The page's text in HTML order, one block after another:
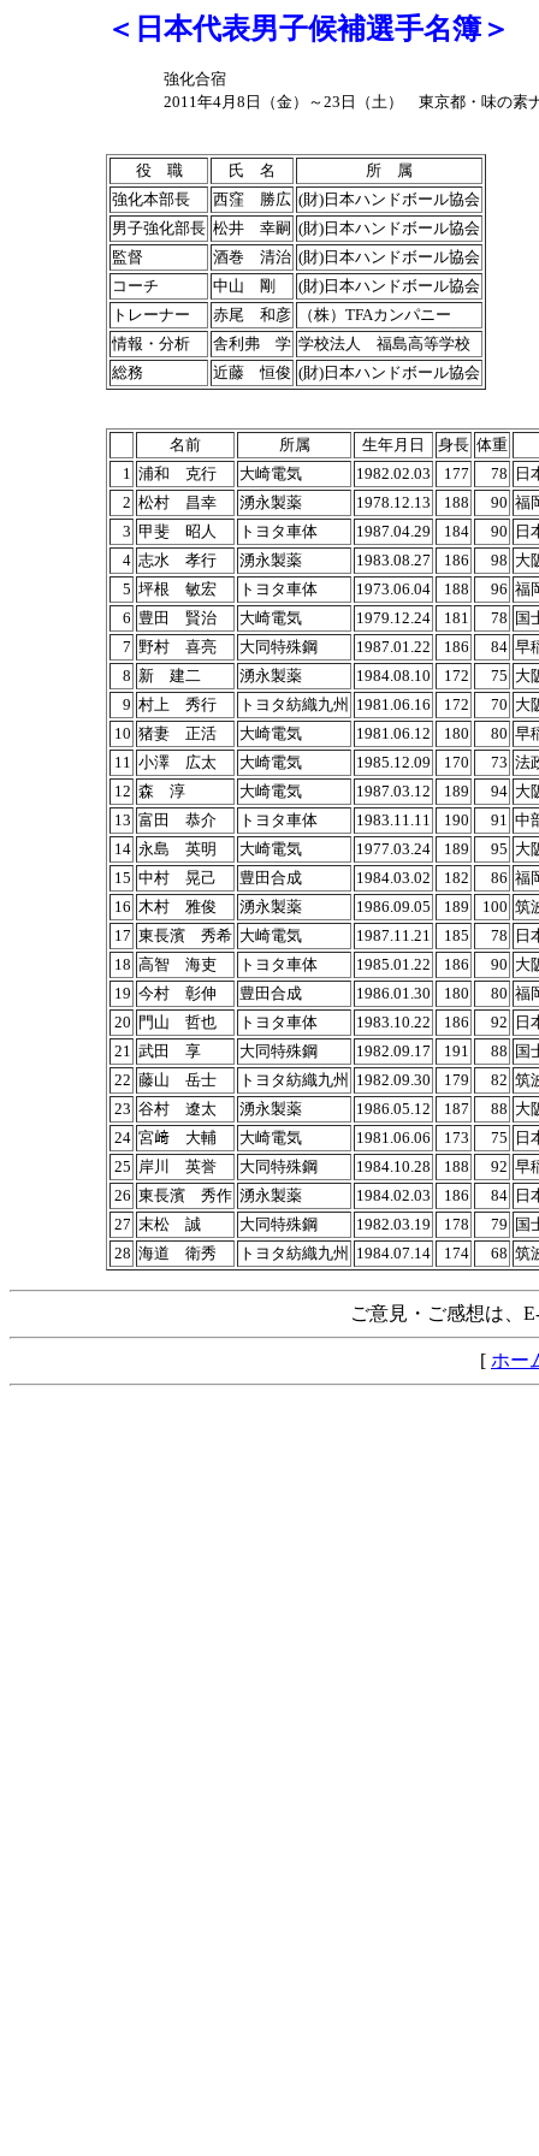
＜日本代表男子候補選手名簿＞
強化合宿
2011年4月8日（金）～23日（土） 東京都・味の素
役 職 氏 名
所 属
強化本部長
西窪 勝広 (財)日本ハンドボール協会
男子強化部長 松井 幸嗣 (財)日本ハンドボール協会
監督
酒巻 清治 (財)日本ハンドボール協会
コーチ
中山 剛
(財)日本ハンドボール協会
トレーナー
赤尾 和彦
（株）TFAカンパニー
情報・分析
舎利弗 学 学校法人 福島高等学校
総務
近藤 恒俊 (財)日本ハンドボール協会
名前 所属 生年月日 身長 体重
1 浦和 克行 大崎電気 1982.02.03 177 78
日
2 松村 昌幸 湧永製薬 1978.12.13 188 90 福
3 甲斐 昭人 トヨタ車体 1987.04.29 184 90
日
4 志水 孝行 湧永製薬 1983.08.27 186 98 大
5 坪根 敏宏 トヨタ車体 1973.06.04 188 96 福
6 豊田 賢治 大崎電気 1979.12.24 181 78 国
7 野村 喜亮 大同特殊鋼 1987.01.22 186 84 早
8 新 建二 湧永製薬 1984.08.10 172 75 大
9 村上 秀行 トヨタ紡織九州 1981.06.16 172 70 大
10 猪妻 正活 大崎電気 1981.06.12 180 80 早
11 小澤 広太 大崎電気 1985.12.09 170 73 法
12 森 淳 大崎電気 1987.03.12 189 94 大
13 富田 恭介 トヨタ車体 1983.11.11 190 91 中
14 永島 英明 大崎電気 1977.03.24 189 95 大
15 中村 晃己 豊田合成 1984.03.02 182 86 福
16 木村 雅俊 湧永製薬 1986.09.05 189 100 筑
17 東長濱 秀希 大崎電気 1987.11.21 185 78
日
18 高智 海吏 トヨタ車体 1985.01.22 186 90 大
19 今村 彰伸 豊田合成 1986.01.30 180 80 福
20 門山 哲也 トヨタ車体 1983.10.22 186 92
日
21 武田 享 大同特殊鋼 1982.09.17 191 88 国
22 藤山 岳士 トヨタ紡織九州 1982.09.30 179 82 筑
23 谷村 遼太 湧永製薬 1986.05.12 187 88 大
24 宮﨑 大輔 大崎電気 1981.06.06 173 75
日
25 岸川 英誉 大同特殊鋼 1984.10.28 188 92 早
26 東長濱 秀作 湧永製薬 1984.02.03 186 84 日
27 末松 誠 大同特殊鋼 1982.03.19 178 79 国
28 海道 衛秀 トヨタ紡織九州 1984.07.14 174 68 筑
ご意見・ご感想は、
[ ホー